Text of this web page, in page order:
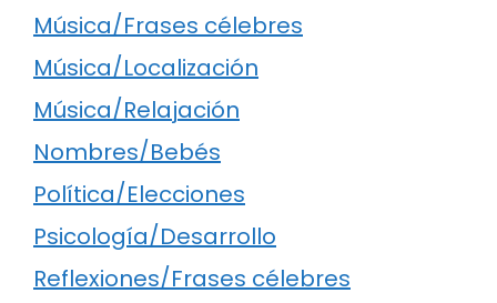
Música/Frases célebres
Música/Localización
Música/Relajación
Nombres/Bebés
Política/Elecciones
Psicología/Desarrollo
Reflexiones/Frases célebres